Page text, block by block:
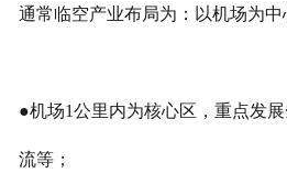
通常临空产业布局为：以机场为中
●机场1公里内为核心区，重点发
流等；